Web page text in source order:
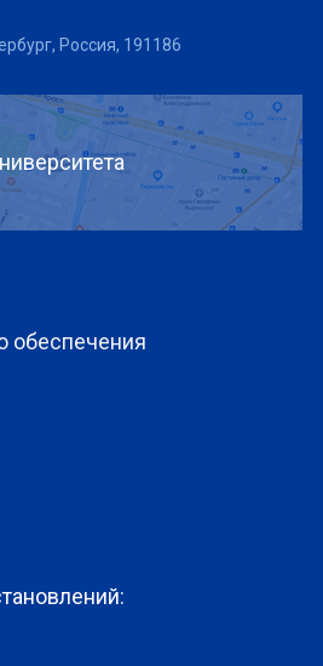
Россия, 191186
обеспечения